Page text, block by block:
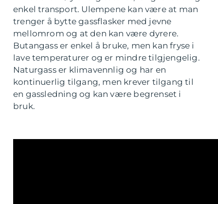
enkel transport. Ulempene kan være at man
trenger å bytte gassflasker med jevne
mellomrom og at den kan være dyrere.
Butangass er enkel å bruke, men kan fryse i
lave temperaturer og er mindre tilgjengelig.
Naturgass er klimavennlig og har en
kontinuerlig tilgang, men krever tilgang til
en gassledning og kan være begrenset i
bruk.